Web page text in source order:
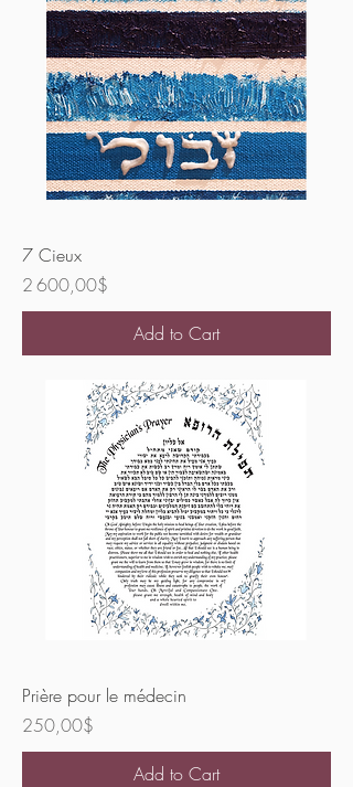
7 Cieux
Price
2 600,00$
Add to Cart
Prière pour le médecin
Price
250,00$
Add to Cart